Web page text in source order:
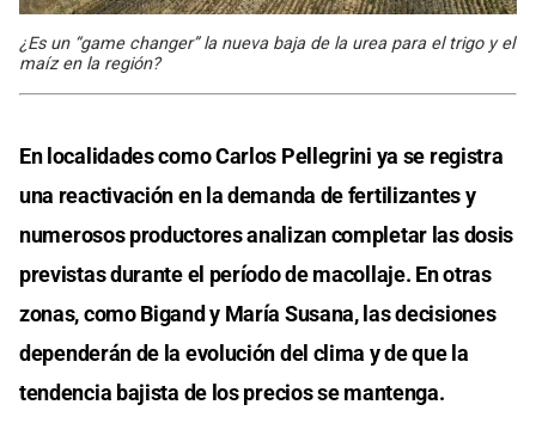
¿Es un “game changer” la nueva baja de la urea para el trigo y el
maíz en la región?
En localidades como Carlos Pellegrini ya se registra
una reactivación en la demanda de fertilizantes y
numerosos productores analizan completar las dosis
previstas durante el período de macollaje. En otras
zonas, como Bigand y María Susana, las decisiones
dependerán de la evolución del clima y de que la
tendencia bajista de los precios se mantenga.